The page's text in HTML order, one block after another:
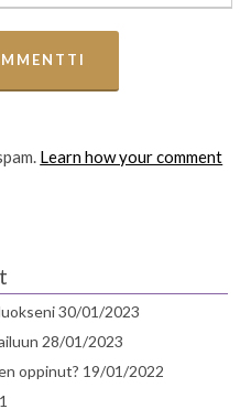
Learn how your comment
30/01/2023
28/01/2023
oppinut? 19/01/2022